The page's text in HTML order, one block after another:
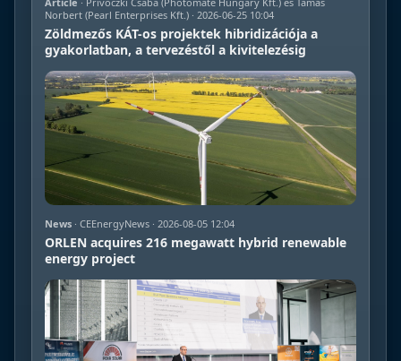
Norbert (Pearl Enterprises Kft.) · 2026-06-25 10:04
Zöldmezős KÁT-os projektek hibridizációja a
gyakorlatban, a tervezéstől a kivitelezésig
News · CEEnergyNews · 2026-08-05 12:04
ORLEN acquires 216 megawatt hybrid renewable
energy project